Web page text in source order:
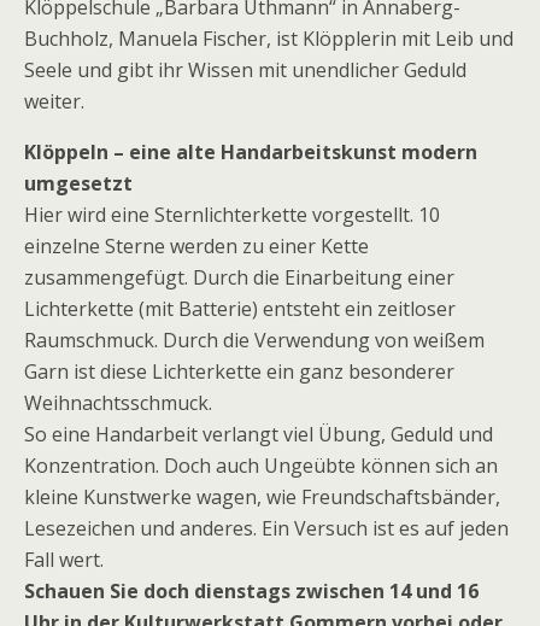
Klöppelschule „Barbara Uthmann“ in Annaberg-
Buchholz, Manuela Fischer, ist Klöpplerin mit Leib und
Seele und gibt ihr Wissen mit unendlicher Geduld
weiter.
Klöppeln – eine alte Handarbeitskunst modern
umgesetzt
Hier wird eine Sternlichterkette vorgestellt. 10
einzelne Sterne werden zu einer Kette
zusammengefügt. Durch die Einarbeitung einer
Lichterkette (mit Batterie) entsteht ein zeitloser
Raumschmuck. Durch die Verwendung von weißem
Garn ist diese Lichterkette ein ganz besonderer
Weihnachtsschmuck.
So eine Handarbeit verlangt viel Übung, Geduld und
Konzentration. Doch auch Ungeübte können sich an
kleine Kunstwerke wagen, wie Freundschaftsbänder,
Lesezeichen und anderes. Ein Versuch ist es auf jeden
Fall wert.
Schauen Sie doch dienstags zwischen 14 und 16